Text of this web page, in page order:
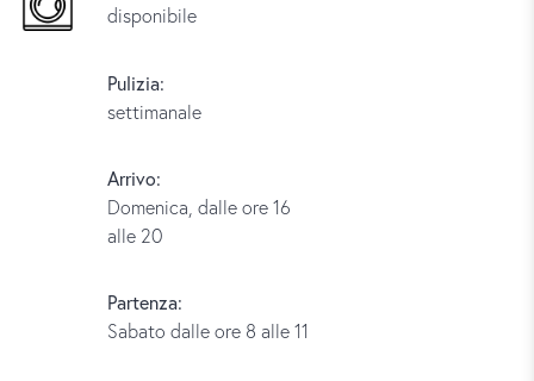
disponibile
Pulizia:
settimanale
Arrivo:
Domenica, dalle ore 16
alle 20
Partenza:
Sabato dalle ore 8 alle 11